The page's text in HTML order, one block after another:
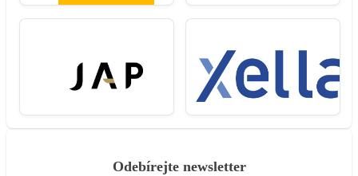
Odebírejte newsletter